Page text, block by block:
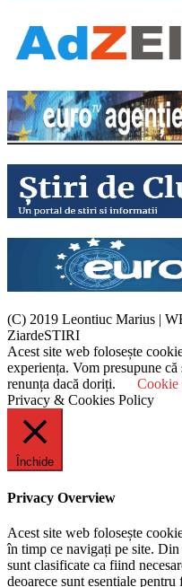
(C) 2019 Leontiuc Marius |
ZiardeSTIRI
Acest site web folosește
experiența. Vom presupune
renunța dacă doriți.
Cookie
Privacy & Cookies Policy
Închide
Privacy Overview
Acest site web folosește
în timp ce navigați pe site.
sunt clasificate ca fiind
deoarece sunt esențiale